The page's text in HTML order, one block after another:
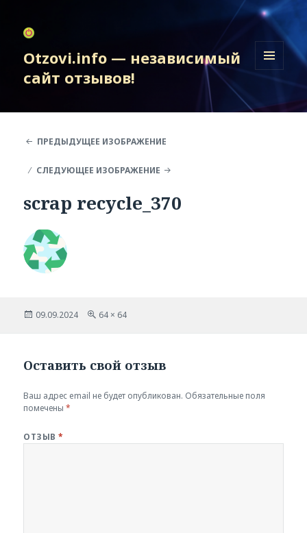
Otzovi.info — независимый
сайт отзывов!
ПРЕДЫДУЩЕЕ ИЗОБРАЖЕНИЕ
СЛЕДУЮЩЕЕ ИЗОБРАЖЕНИЕ
scrap recycle_370
Опубликовано
09.09.2024
Полный
64 × 64
Оставить свой отзыв
Ваш адрес email не будет опубликован. Обязательные поля
помечены*
ОТЗЫВ*